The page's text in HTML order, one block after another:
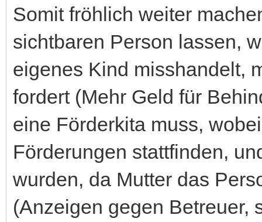
Somit fröhlich weiter
sichtbaren Person lassen,
eigenes Kind misshandelt,
fordert (Mehr Geld für
eine Förderkita muss,
Förderungen stattfinden,
wurden, da Mutter das
(Anzeigen gegen Betreuer,